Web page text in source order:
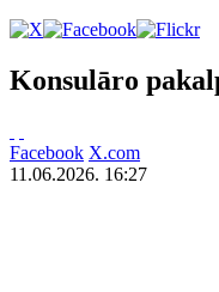
Konsulāro
Facebook X.com
11.06.2026. 16:27